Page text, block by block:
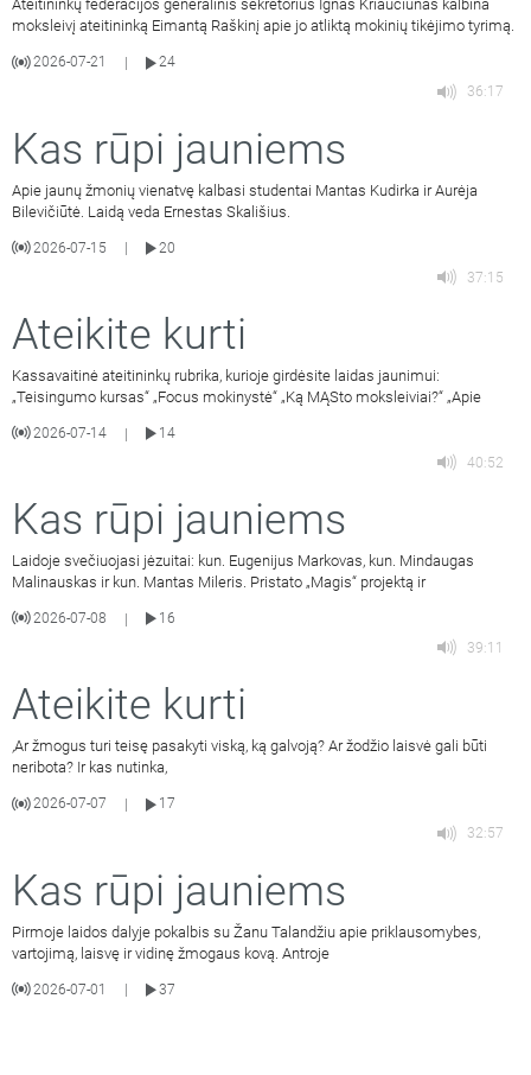
Ateitininkų federacijos generalinis sekretorius Ignas Kriaučiūnas kalbina
moksleivį ateitininką Eimantą Raškinį apie jo atliktą mokinių tikėjimo tyrimą.
2026-07-21
24
36:17
Kas rūpi jauniems
Apie jaunų žmonių vienatvę kalbasi studentai Mantas Kudirka ir Aurėja
Bilevičiūtė. Laidą veda Ernestas Skališius.
2026-07-15
20
37:15
Ateikite kurti
Kassavaitinė ateitininkų rubrika, kurioje girdėsite laidas jaunimui:
„Teisingumo kursas“ „Focus mokinystė“ „Ką MĄSto moksleiviai?“ „Apie
2026-07-14 |
14
40:52
Kas rūpi jauniems
Laidoje svečiuojasi jėzuitai: kun. Eugenijus Markovas, kun. Mindaugas
Malinauskas ir kun. Mantas Mileris. Pristato „Magis“ projektą ir
2026-07-08 |
16
39:11
Ateikite kurti
,Ar žmogus turi teisę pasakyti viską, ką galvoją? Ar žodžio laisvė gali būti
neribota? Ir kas nutinka,
2026-07-07
17
32:57
Kas rūpi jauniems
Pirmoje laidos dalyje pokalbis su Žanu Talandžiu apie priklausomybes,
vartojimą, laisvę ir vidinę žmogaus kovą. Antroje
2026-07-01 37